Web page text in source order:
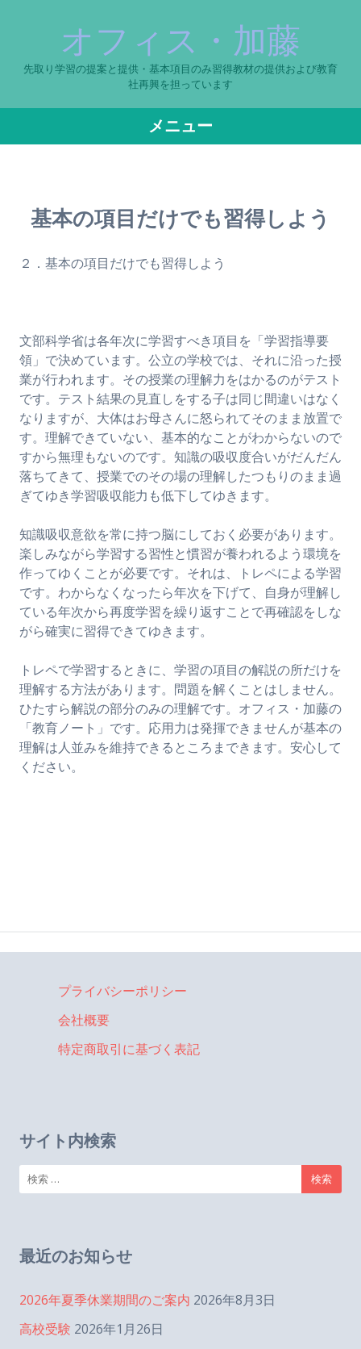
オフィス・加藤
先取り学習の提案と提供・基本項目のみ習得教材の提供および教育
社再興を担っています
メニュー
プ
基本の項目だけでも習得しよう
２．基本の項目だけでも習得しよう
文部科学省は各年次に学習すべき項目を「学習指導要
領」で決めています。公立の学校では、それに沿った授
業が行われます。その授業の理解力をはかるのがテスト
です。テスト結果の見直しをする子は同じ間違いはなく
なりますが、大体はお母さんに怒られてそのまま放置で
す。理解できていない、基本的なことがわからないので
すから無理もないのです。知識の吸収度合いがだんだん
落ちてきて、授業でのその場の理解したつもりのまま過
ぎてゆき学習吸収能力も低下してゆきます。
知識吸収意欲を常に持つ脳にしておく必要があります。
楽しみながら学習する習性と慣習が養われるよう環境を
作ってゆくことが必要です。それは、トレペによる学習
です。わからなくなったら年次を下げて、自身が理解し
ている年次から再度学習を繰り返すことで再確認をしな
がら確実に習得できてゆきます。
トレペで学習するときに、学習の項目の解説の所だけを
理解する方法があります。問題を解くことはしません。
ひたすら解説の部分のみの理解です。オフィス・加藤の
「教育ノート」です。応用力は発揮できませんが基本の
理解は人並みを維持できるところまできます。安心して
ください。
プライバシーポリシー
会社概要
特定商取引に基づく表記
サイト内検索
検
索:
最近のお知らせ
2026年夏季休業期間のご案内 2026年8月3日
高校受験 2026年1月26日